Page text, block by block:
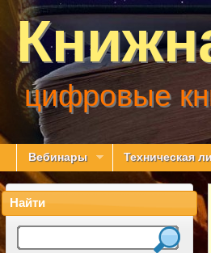
цифровые
Вебинары Техническая
Найти